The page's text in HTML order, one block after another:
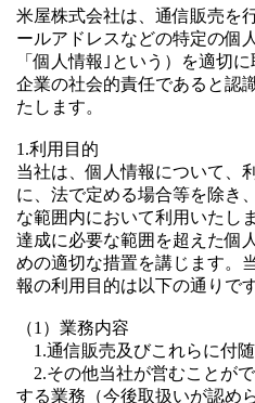
米屋株式会社は、通信販売を
ールアドレスなどの特定の個
「個人情報｣という）を適切
企業の社会的責任であると認
たします。
1.利用目的
当社は、個人情報について、
に、法で定める場合等を除き
な範囲内において利用いたし
達成に必要な範囲を超えた個
めの適切な措置を講じます。
報の利用目的は以下の通りです
（1）業務内容
1.通信販売及びこれらに付
2.その他当社が営むことが
する業務（今後取扱いが認め